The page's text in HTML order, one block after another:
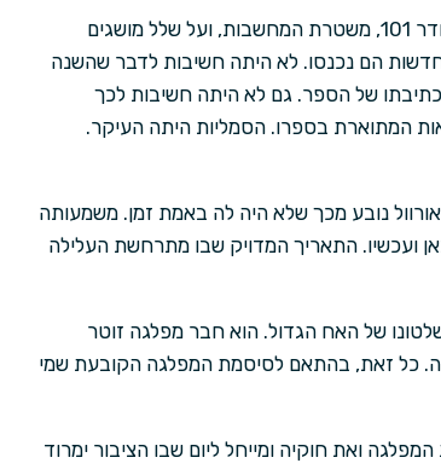
מי שחי באותה שנה לא יכול היה שלא לשמוע על האח הגדול, על ג'ורג' אורוול, חדר 101, משטרת המחשבות, ועל שלל מושגים
הם נכנסו. לא היתה חשיבות לדבר שהשנה
היתה מספר שרירותי לחלוטין – היפוך ספרות של 1948, שנת כתיבתו של הספר. גם לא היתה חשיבות לכך
המתוארת בספרו. הסמליות היתה העיקר.
עיקר כוחה של שנת 1984 הספרותית של אורוול נובע מכך שלא היה לה באמת זמן. משמעותה
ועכשיו. התאריך המדויק שבו מתרחשת העלילה
של האח הגדול. הוא חבר מפלגה זוטר
כל זאת, בהתאם לסיסמת המפלגה הקובעת שמי
ואת חוקיה ומייחל ליום שבו הציבור ימרוד